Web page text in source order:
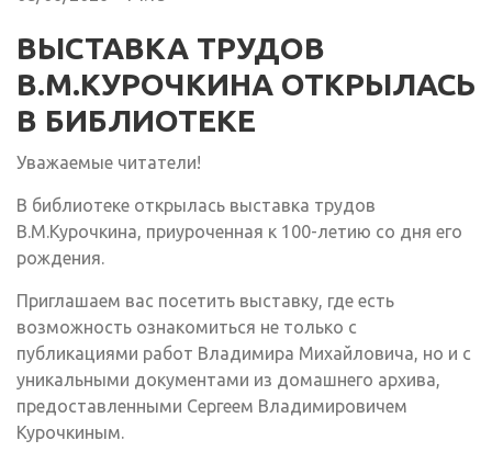
ВЫСТАВКА ТРУДОВ
В.М.КУРОЧКИНА ОТКРЫЛАСЬ
В БИБЛИОТЕКЕ
Уважаемые читатели!
В библиотеке открылась выставка трудов
В.М.Курочкина, приуроченная к 100-летию со дня его
рождения.
Приглашаем вас посетить выставку, где есть
возможность ознакомиться не только с
публикациями работ Владимира Михайловича, но и с
уникальными документами из домашнего архива,
предоставленными Сергеем Владимировичем
Курочкиным.